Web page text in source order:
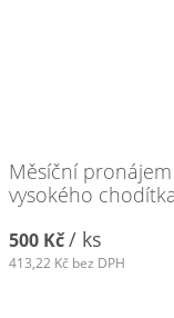
Měsíční
vysokého chodítka
500 Kč / ks
413,22 Kč bez DPH